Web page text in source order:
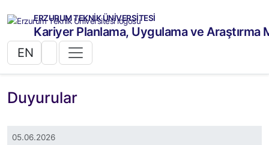
ERZURUM TEKNİK ÜNİVERSİTESİ
Kariyer Planlama, Uygulama ve Araştırma
EN
Duyurular
05.06.2026